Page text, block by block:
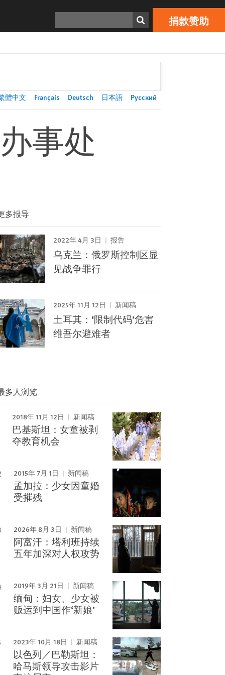
捐款赞助
Print 捐款赞助
體中文 Français Deutsch 日本語 Русский
事处
多报导
2022年 4月 3日 报告
乌克兰：俄罗斯控制区显
见战争罪行
2025年 11月 12日 新闻稿
土耳其：‘限制代码’危害
维吾尔避难者
多人浏览
2018年 11月 12日 新闻稿
巴基斯坦：女童被剥
夺教育机会
2015年 7月 1日 新闻稿
孟加拉：少女因童婚
受摧残
2026年 8月 3日 新闻稿
阿富汗：塔利班持续
五年加深对人权攻势
2019年 3月 21日 新闻稿
缅甸：妇女、少女被
贩运到中国作‘新娘’
2023年 10月 18日 新闻稿
以色列／巴勒斯坦：
哈马斯领导攻击影片